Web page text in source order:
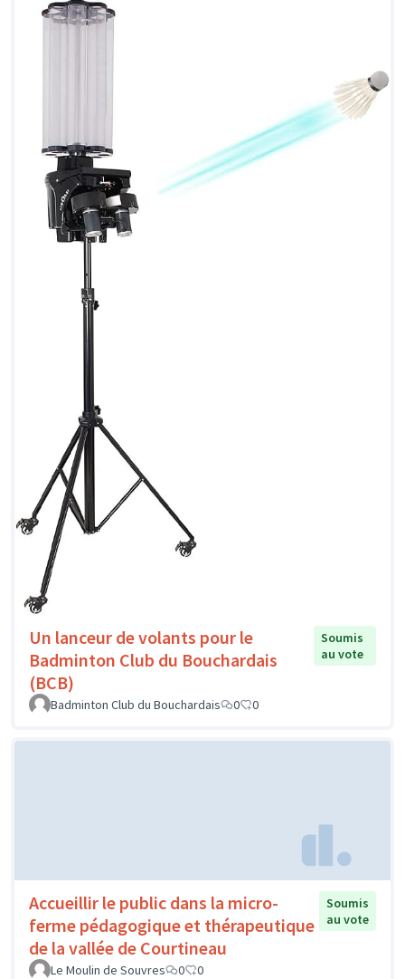
Un lanceur de volants pour le
Badminton Club du Bouchardais
(BCB)
Soumis
au vote
Badminton Club du Bouchardais 0 0
Accueillir le public dans la micro-
ferme pédagogique et thérapeutique
de la vallée de Courtineau
Soumis
au vote
Le Moulin de Souvres 0 0